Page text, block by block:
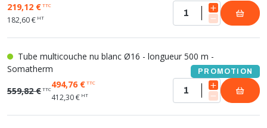
219,12 €TTC
182,60 € HT
Tube multicouche nu blanc Ø16 - longueur 500 m -
Somatherm
PROMOTION
559,82 €TTC494,76 €TTC
412,30 € HT